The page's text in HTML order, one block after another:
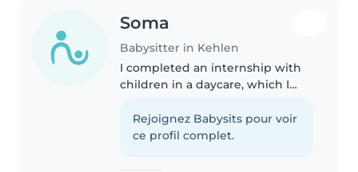
Soma
Babysitter in Kehlen
I completed an internship with
children in a daycare, which I
working with children, and the
staff trusted me and appreciated
Rejoignez Babysits pour voir
ce profil complet.